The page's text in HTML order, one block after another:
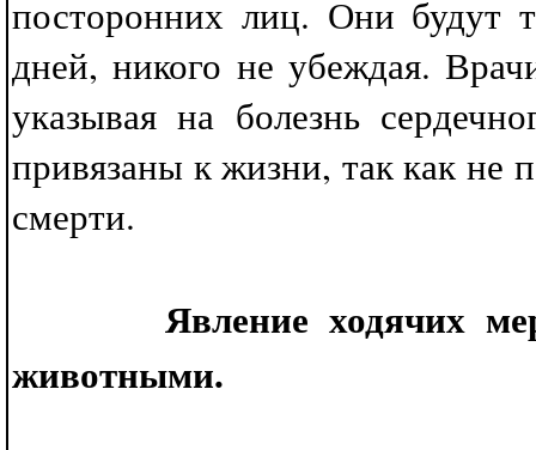
посторонних лиц. Они будут
дней, никого не убеждая.
указывая на болезнь
привязаны к жизни, так как не
смерти.
Явление ходячих
животными.